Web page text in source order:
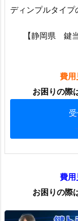
ラ
ル
リ
ア
7.
2.
基
ディンプルタイプ
【静岡県 鍵
費
お困りの際
費
お困りの際